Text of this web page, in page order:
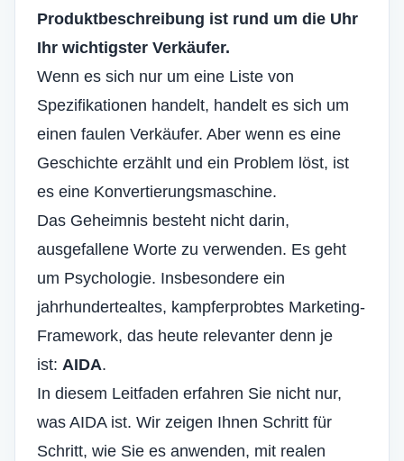
Produktbeschreibung ist rund um die Uhr
Ihr wichtigster Verkäufer.
Wenn es sich nur um eine Liste von
Spezifikationen handelt, handelt es sich um
einen faulen Verkäufer. Aber wenn es eine
Geschichte erzählt und ein Problem löst, ist
es eine Konvertierungsmaschine.
Das Geheimnis besteht nicht darin,
ausgefallene Worte zu verwenden. Es geht
um Psychologie. Insbesondere ein
jahrhundertealtes, kampferprobtes Marketing-
Framework, das heute relevanter denn je
ist: AIDA.
In diesem Leitfaden erfahren Sie nicht nur,
was AIDA ist. Wir zeigen Ihnen Schritt für
Schritt, wie Sie es anwenden, mit realen